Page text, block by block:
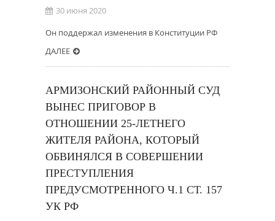
30 июня 2020
Он поддержал изменения в Конституции РФ
ДАЛЕЕ
АРМИЗОНСКИЙ РАЙОННЫЙ СУД
ВЫНЕС ПРИГОВОР В
ОТНОШЕНИИ 25-ЛЕТНЕГО
ЖИТЕЛЯ РАЙОНА, КОТОРЫЙ
ОБВИНЯЛСЯ В СОВЕРШЕНИИ
ПРЕСТУПЛЕНИЯ
ПРЕДУСМОТРЕННОГО Ч.1 СТ. 157
УК РФ